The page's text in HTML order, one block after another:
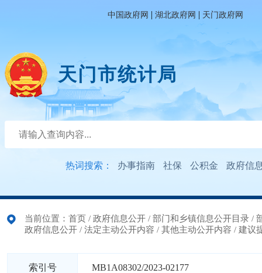
中国政府网 | 湖北政府网 | 天门政府网
天门市统计局
热词搜索： 办事指南 社保 公积金 政府信
当前位置： 首页 / 政府信息公开 / 部门和乡镇信息公开目录 /
政府信息公开 / 法定主动公开内容 / 其他主动公开内容 / 建议
索引号 MB1A08302/2023-02177